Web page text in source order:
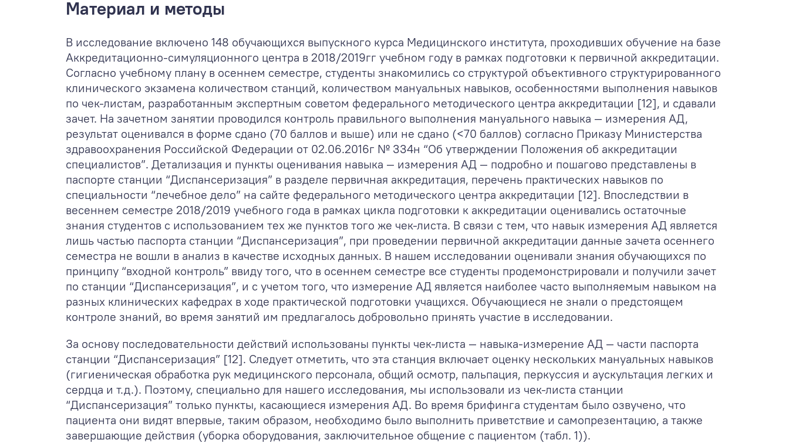
Материал и методы
В исследование включено 148 обучающихся выпускного курса Медицинского института, проходивших обучение на базе
Аккредитационно-симуляционного центра в 2018/2019гг учебном году в рамках подготовки к первичной аккредитации.
Согласно учебному плану в осеннем семестре, студенты знакомились со структурой объективного структурированного
клинического экзамена количеством станций, количеством мануальных навыков, особенностями выполнения навыков
по чек-листам, разработанным экспертным советом федерального методического центра аккредитации [12], и сдавали
зачет. На зачетном занятии проводился контроль правильного выполнения мануального навыка — измерения АД,
результат оценивался в форме сдано (70 баллов и выше) или не сдано (<70 баллов) согласно Приказу Министерства
здравоохранения Российской Федерации от 02.06.2016г № 334н “Об утверждении Положения об аккредитации
специалистов”. Детализация и пункты оценивания навыка — измерения АД — подробно и пошагово представлены в
паспорте станции “Диспансеризация” в разделе первичная аккредитация, перечень практических навыков по
специальности “лечебное дело” на сайте федерального методического центра аккредитации [12]. Впоследствии в
весеннем семестре 2018/2019 учебного года в рамках цикла подготовки к аккредитации оценивались остаточные
знания студентов с использованием тех же пунктов того же чек-листа. В связи с тем, что навык измерения АД является
лишь частью паспорта станции “Диспансеризация”, при проведении первичной аккредитации данные зачета осеннего
семестра не вошли в анализ в качестве исходных данных. В нашем исследовании оценивали знания обучающихся по
принципу “входной контроль” ввиду того, что в осеннем семестре все студенты продемонстрировали и получили зачет
по станции “Диспансеризация”, и с учетом того, что измерение АД является наиболее часто выполняемым навыком на
разных клинических кафедрах в ходе практической подготовки учащихся. Обучающиеся не знали о предстоящем
контроле знаний, во время занятий им предлагалось добровольно принять участие в исследовании.
За основу последовательности действий использованы пункты чек-листа — навыка-измерение АД — части паспорта
станции “Диспансеризация” [12]. Следует отметить, что эта станция включает оценку нескольких мануальных навыков
(гигиеническая обработка рук медицинского персонала, общий осмотр, пальпация, перкуссия и аускультация легких и
сердца и т.д.). Поэтому, специально для нашего исследования, мы использовали из чек-листа станции
“Диспансеризация” только пункты, касающиеся измерения АД. Во время брифинга студентам было озвучено, что
пациента они видят впервые, таким образом, необходимо было выполнить приветствие и самопрезентацию, а также
завершающие действия (уборка оборудования, заключительное общение с пациентом (табл. 1)).